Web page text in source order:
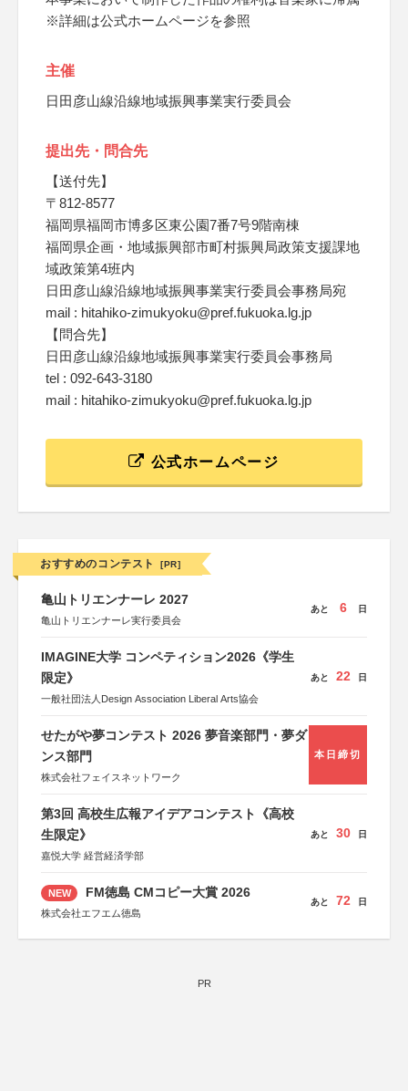
※詳細は公式ホームページを参照
主催
日田彦山線沿線地域振興事業実行委員会
提出先・問合先
【送付先】
〒812-8577
福岡県福岡市博多区東公園7番7号9階南棟
福岡県企画・地域振興部市町村振興局政策支援課地
域政策第4班内
日田彦山線沿線地域振興事業実行委員会事務局宛
mail : hitahiko-zimukyoku@pref.fukuoka.lg.jp
【問合先】
日田彦山線沿線地域振興事業実行委員会事務局
tel : 092-643-3180
mail : hitahiko-zimukyoku@pref.fukuoka.lg.jp
公式ホームページ
おすすめのコンテスト [PR]
亀山トリエンナーレ 2027
亀山トリエンナーレ実行委員会
あと 6 日
IMAGINE大学 コンペティション2026《学生
限定》
一般社団法人Design Association Liberal Arts協会
あと 22 日
せたがや夢コンテスト 2026 夢音楽部門・夢ダ
ンス部門
株式会社フェイスネットワーク
本日締切
第3回 高校生広報アイデアコンテスト《高校
生限定》
嘉悦大学 経営経済学部
あと 30 日
NEW FM徳島 CMコピー大賞 2026
株式会社エフエム徳島
あと 72 日
PR